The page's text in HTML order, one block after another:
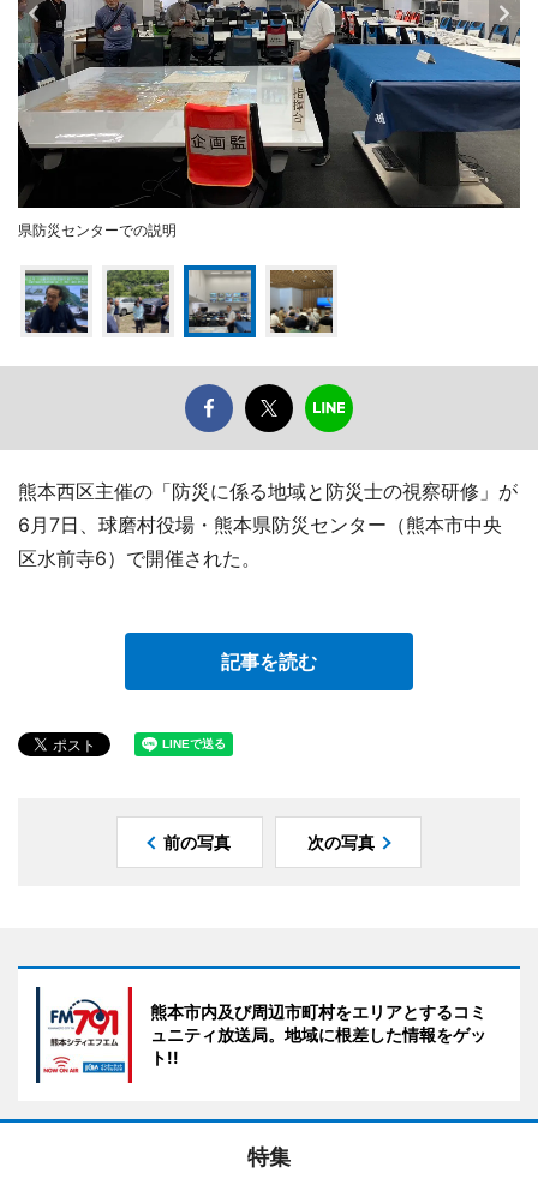
県防災センターでの説明
熊本西区主催の「防災に係る地域と防災士の視察研修」が
6月7日、球磨村役場・熊本県防災センター（熊本市中央
区水前寺6）で開催された。
記事を読む
前の写真 次の写真
熊本市内及び周辺市町村をエリアとするコミ
ュニティ放送局。地域に根差した情報をゲッ
ト!!
特集